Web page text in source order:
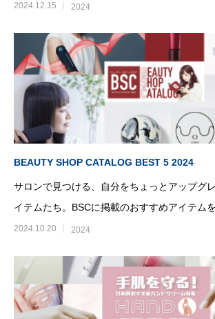
ヘアケア剤
2024.12.15 2024
BEAUTY SHOP CATALOG BEST 5 2024
サロンで見つける、自分をちょっとアップグ
イテムたち。BSCに掲載のおすすめアイテム
2024.10.20 2024